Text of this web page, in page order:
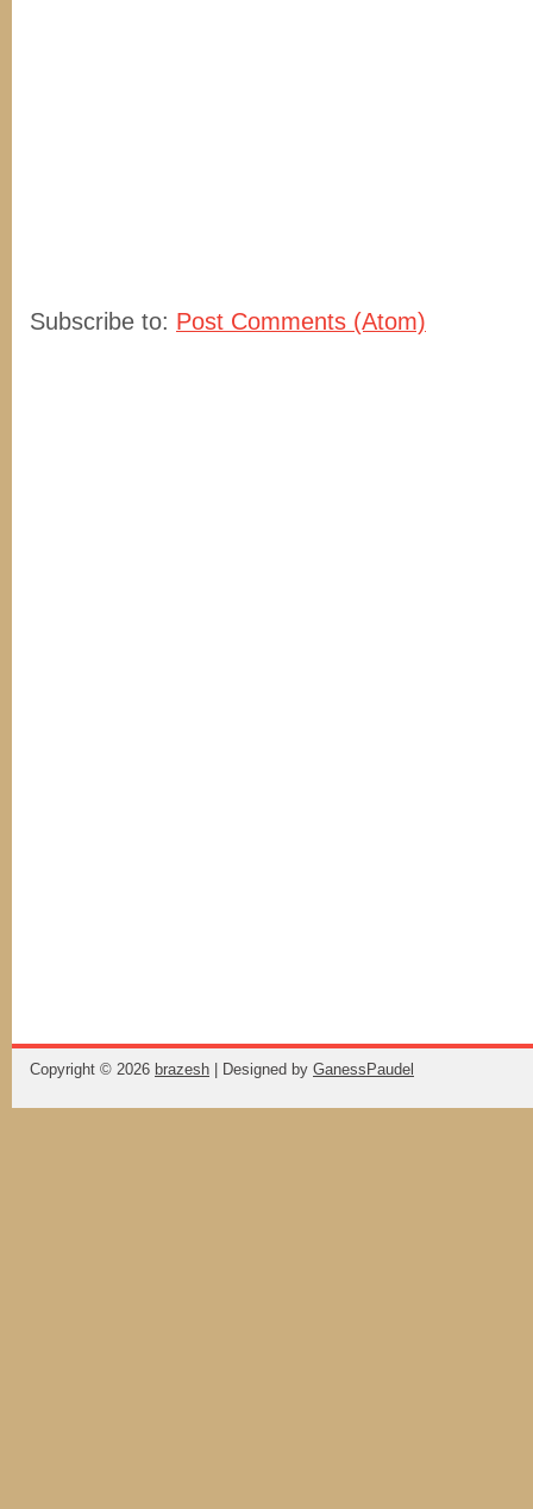
Subscribe to: Post Comments (Atom)
Copyright © 2026 brazesh | Designed by GanessPaudel